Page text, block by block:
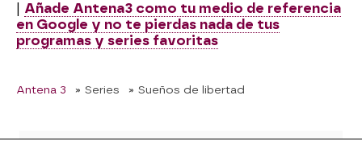
Añade Antena3 como tu medio de referencia
en Google y no te pierdas nada de tus
programas y series favoritas
Antena 3 » Series » Sueños de libertad